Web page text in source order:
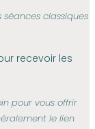
classiques
recevoir les
pour vous offrir
le lien